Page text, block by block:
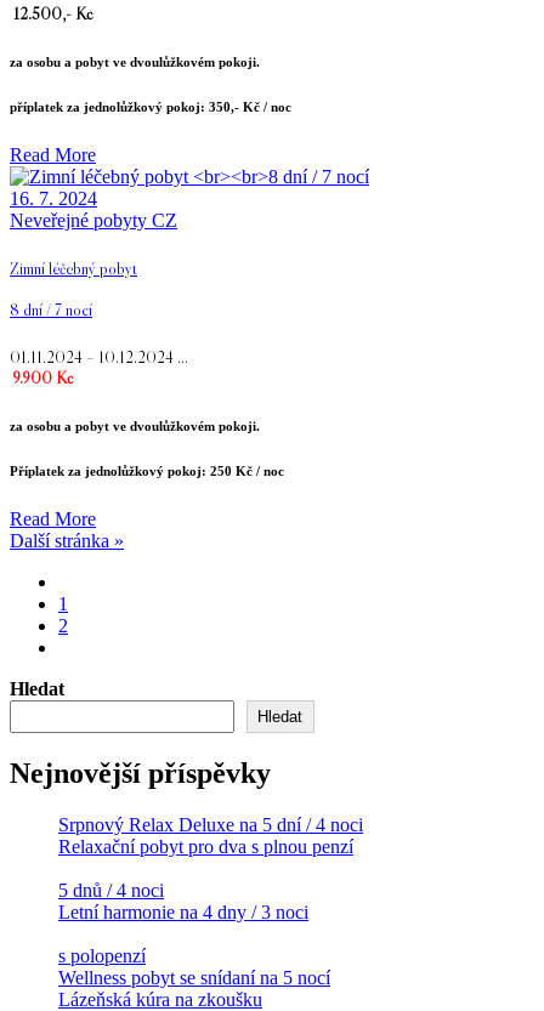
12.500,- Kč
za osobu a pobyt ve dvoulůžkovém pokoji.
příplatek za jednolůžkový pokoj: 350,- Kč / noc
Read More
16. 7. 2024
Neveřejné pobyty CZ
Zimní léčebný pobyt
8 dní / 7 nocí
01.11.2024 – 10.12.2024 …
9.900 Kč
za osobu a pobyt ve dvoulůžkovém pokoji.
Příplatek za jednolůžkový pokoj: 250 Kč / noc
Read More
Další stránka »
1
2
Hledat
Hledat
Nejnovější příspěvky
Srpnový Relax Deluxe na 5 dní / 4 noci
Relaxační pobyt pro dva s plnou penzí
5 dnů / 4 noci
Letní harmonie na 4 dny / 3 noci
s polopenzí
Wellness pobyt se snídaní na 5 nocí
Lázeňská kúra na zkoušku